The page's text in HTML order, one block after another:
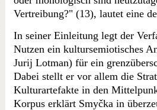
Vertreibung?" (13), lautet eine
In seiner Einleitung legt der
Nutzen ein kultursemiotisches
Jurij Lotman) für ein
Dabei stellt er vor allem die
Kulturartefakte in den
Korpus erklärt Smyčka in